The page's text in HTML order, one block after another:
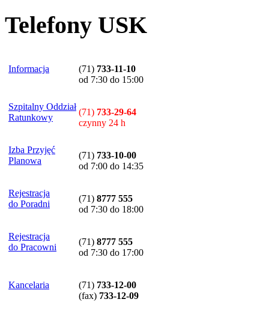
Telefony USK
Informacja (71) 733-11-10
od 7:30 do 15:00
Szpitalny Oddział
Ratunkowy
(71) 733-29-64
czynny 24 h
Izba Przyjęć
Planowa
(71) 733-10-00
od 7:00 do 14:35
Rejestracja
do Poradni
(71) 8777 555
od 7:30 do 18:00
Rejestracja
do Pracowni
(71) 8777 555
od 7:30 do 17:00
Kancelaria (71) 733-12-00
(fax) 733-12-09